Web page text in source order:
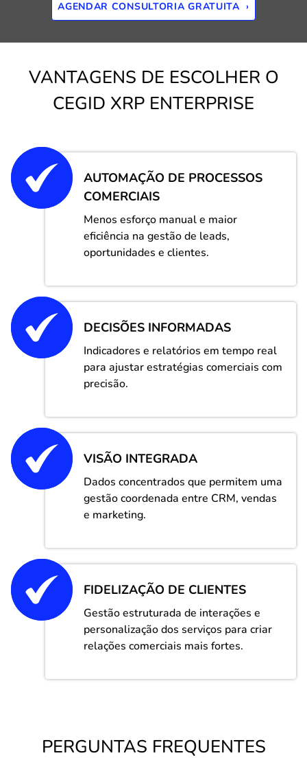
AGENDAR CONSULTORIA GRATUITA ›
VANTAGENS DE ESCOLHER O
CEGID XRP ENTERPRISE
AUTOMAÇÃO DE PROCESSOS
COMERCIAIS
Menos esforço manual e maior
eficiência na gestão de leads,
oportunidades e clientes.
DECISÕES INFORMADAS
Indicadores e relatórios em tempo real
para ajustar estratégias comerciais com
precisão.
VISÃO INTEGRADA
Dados concentrados que permitem uma
gestão coordenada entre CRM, vendas
e marketing.
FIDELIZAÇÃO DE CLIENTES
Gestão estruturada de interações e
personalização dos serviços para criar
relações comerciais mais fortes.
PERGUNTAS FREQUENTES